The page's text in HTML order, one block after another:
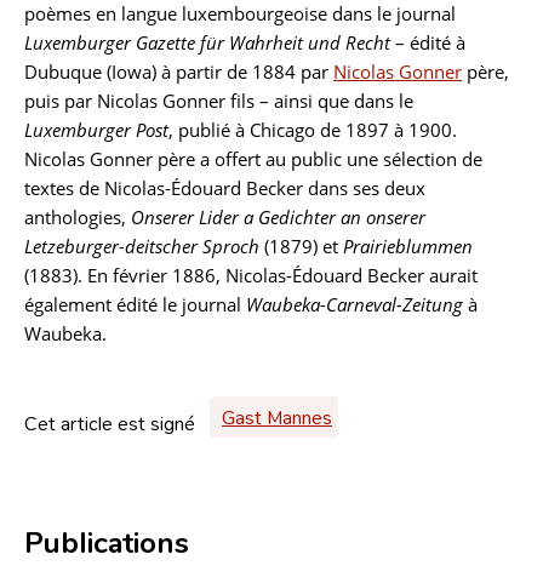
poèmes en langue luxembourgeoise dans le journal
Luxemburger Gazette für Wahrheit und Recht– édité à
Dubuque (Iowa) à partir de 1884 par Nicolas Gonner père,
puis par Nicolas Gonner fils – ainsi que dans le
Luxemburger Post, publié à Chicago de 1897 à 1900.
Nicolas Gonner père a offert au public une sélection de
textes de Nicolas-Édouard Becker dans ses deux
anthologies, Onserer Lider a Gedichter an onserer
Letzeburger-deitscher Sproch (1879) et Prairieblummen
(1883). En février 1886, Nicolas-Édouard Becker aurait
également édité le journal Waubeka-Carneval-Zeitung à
Waubeka.
Cet article est signé Gast Mannes
Publications